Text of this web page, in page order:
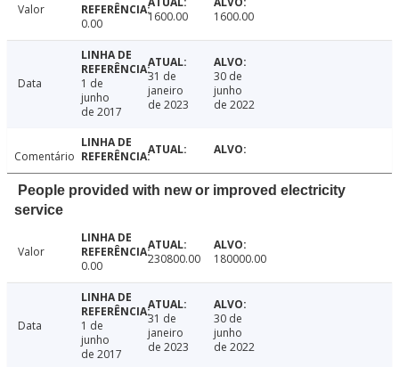
Valor
0.00
1600.00 1600.00
Data
1 de
junho
de 2017
31 de
janeiro
de 2023
30 de
junho
de 2022
Comentário
People provided with new or improved electricity
service
Valor
0.00
230800.00 180000.00
Data
1 de
junho
de 2017
31 de
janeiro
de 2023
30 de
junho
de 2022